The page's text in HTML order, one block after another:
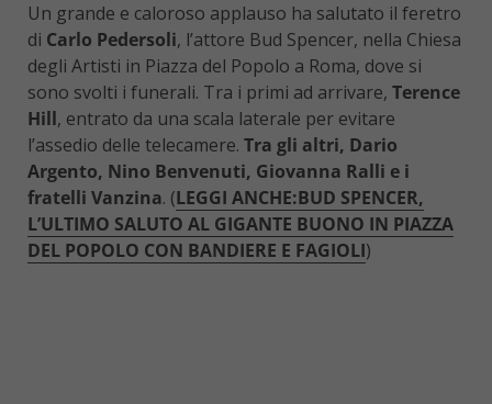
Un grande e caloroso applauso ha salutato il feretro
di Carlo Pedersoli, l’attore Bud Spencer, nella Chiesa
degli Artisti in Piazza del Popolo a Roma, dove si
sono svolti i funerali. Tra i primi ad arrivare, Terence
Hill, entrato da una scala laterale per evitare
l’assedio delle telecamere. Tra gli altri, Dario
Argento, Nino Benvenuti, Giovanna Ralli e i
fratelli Vanzina. (LEGGI ANCHE:BUD SPENCER,
L’ULTIMO SALUTO AL GIGANTE BUONO IN PIAZZA
DEL POPOLO CON BANDIERE E FAGIOLI)